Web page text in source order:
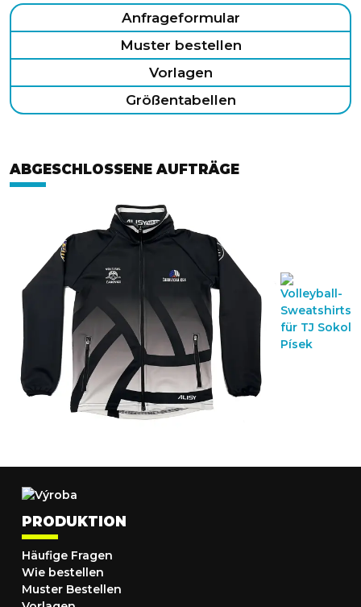
Anfrageformular
Muster bestellen
Vorlagen
Größentabellen
ABGESCHLOSSENE AUFTRÄGE
PRODUKTION
Häufige Fragen
Wie bestellen
Muster Bestellen